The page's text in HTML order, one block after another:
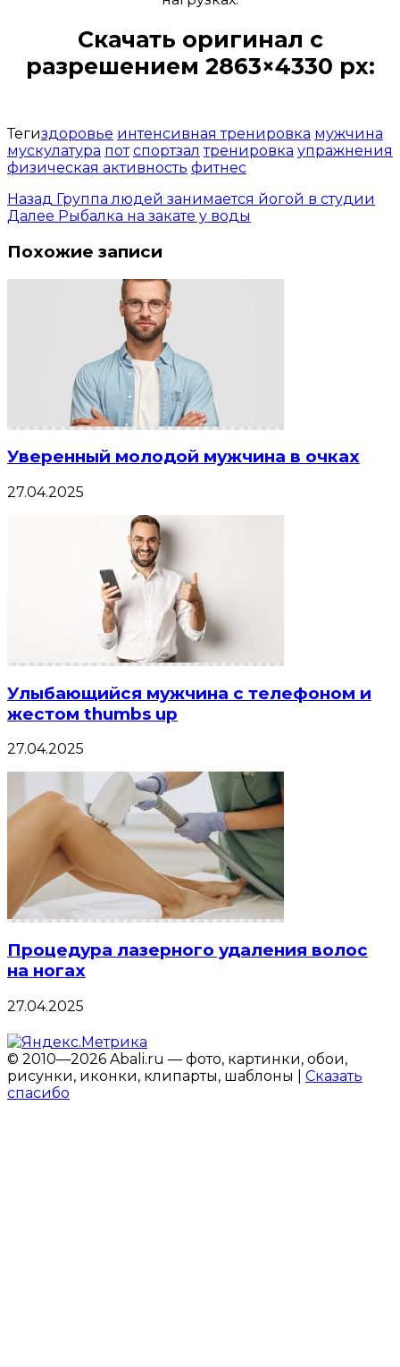
Скачать оригинал с
разрешением 2863×4330 px:
Тегиздоровье интенсивная тренировка мужчина
мускулатура пот спортзал тренировка упражнения
физическая активность фитнес
Назад Группа людей занимается йогой в студии
Далее Рыбалка на закате у воды
Похожие записи
Уверенный молодой мужчина в очках
27.04.2025
Улыбающийся мужчина с телефоном и
жестом thumbs up
27.04.2025
Процедура лазерного удаления волос
на ногах
27.04.2025
© 2010—2026 Abali.ru — фото, картинки, обои,
рисунки, иконки, клипарты, шаблоны | Сказать
спасибо